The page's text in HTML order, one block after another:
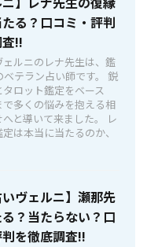
る？口コミ・評判
!!
ェルニのレナ先生は、鑑
ベテラン占い師です。 鋭
タロット鑑定をベース
で多くの悩みを抱える相
と導いて来ました。 レ
は本当に当たるのか、
いヴェルニ】瀬那先
？当たらない？口
を徹底調査!!